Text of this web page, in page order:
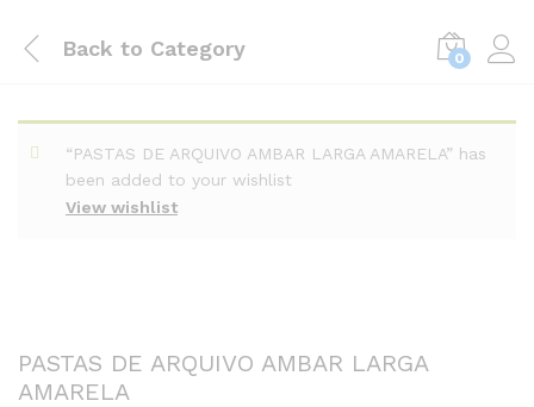
Back to Category 0
View wishlist
“PASTAS DE ARQUIVO AMBAR LARGA AMARELA” has
been added to your wishlist
PASTAS DE ARQUIVO AMBAR LARGA
AMARELA